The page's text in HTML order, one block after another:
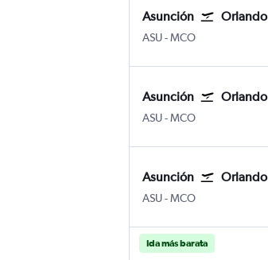
Asunción Orlando
ASU-MCO
Asunción Orlando
ASU-MCO
Asunción Orlando
ASU-MCO
Ida más barata